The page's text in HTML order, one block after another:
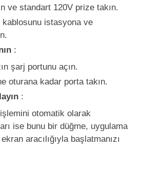
ve standart 120V prize takın.
istasyona ve
:
şarj portunu açın.
oturana kadar porta takın.
:
otomatik olarak
ise bunu bir düğme, uygulama
aracılığıyla başlatmanızı